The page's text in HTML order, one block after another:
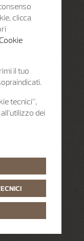
clicca
Cookie
il tuo
tecnici”,
dei